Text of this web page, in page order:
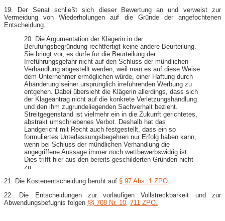
19. Der Senat schließt sich dieser Bewertung an und verweist zur
Vermeidung von Wiederholungen auf die Gründe der angefochtenen
Entscheidung.
20. Die Argumentation der Klägerin in der
Berufungsbegründung rechtfertigt keine andere Beurteilung.
Sie bringt vor, es dürfe für die Beurteilung der
Irreführungsgefahr nicht auf den Schluss der mündlichen
Verhandlung abgestellt werden, weil man es auf diese Weise
dem Unternehmer ermöglichen würde, einer Haftung durch
Abänderung seiner ursprünglich irreführenden Werbung zu
entgehen. Dabei übersieht die Klägerin allerdings, dass sich
der Klageantrag nicht auf die konkrete Verletzungshandlung
und den ihm zugrundeliegenden Sachverhalt bezieht.
Streitgegenstand ist vielmehr ein in die Zukunft gerichtetes,
abstrakt umschriebenes Verbot. Deshalb hat das
Landgericht mit Recht auch festgestellt, dass ein so
formuliertes Unterlassungsbegehren nur Erfolg haben kann,
wenn bei Schluss der mündlichen Verhandlung die
angegriffene Aussage immer noch wettbewerbswidrig ist.
Dies trifft hier aus den bereits geschilderten Gründen nicht
zu.
21. Die Kostenentscheidung beruht auf § 97 Abs. 1 ZPO
22. Die Entscheidungen zur vorläufigen Vollstreckbarkeit und zur
Abwendungsbefugnis folgen §§ 708 Nr. 10 711 ZPO.